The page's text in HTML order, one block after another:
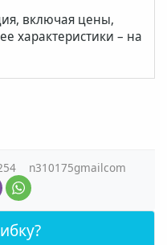
включая цены,
характеристики – на
n310175gmailcom